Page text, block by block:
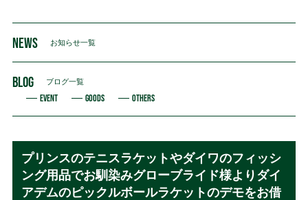
プリンスのテニスラケットやダイワのフィッシ
ング用品でお馴染みグローブライド様よりダイ
アデムのピックルボールラケットのデモをお借
NEWS お知らせ一覧
BLOG ブログ一覧
EVENT GOODS OTHERS